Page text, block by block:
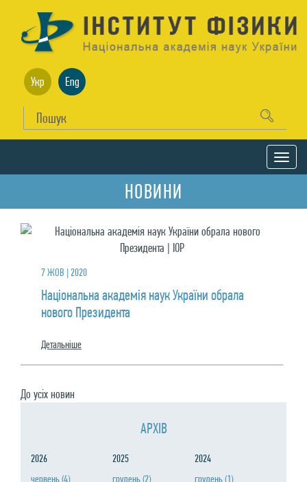
Укр Eng
НОВИНИ
7 ЖОВ | 2020
Національна академія наук України обрала
нового Президента
Детальнiше
До усiх новин
АРХIВ
2026
червень(4)
2025
грудень(2)
2024
грудень(1)